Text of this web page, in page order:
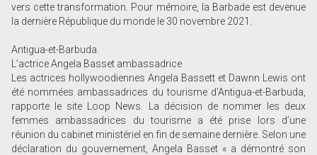
vers cette transformation. Pour mémoire, la Barbade est devenue
la dernière République du monde le 30 novembre 2021.
Antigua-et-Barbuda.
L’actrice Angela Basset ambassadrice
Les actrices hollywoodiennes Angela Bassett et Dawnn Lewis ont
été nommées ambassadrices du tourisme d’Antigua-et-Barbuda,
rapporte le site Loop News. La décision de nommer les deux
femmes ambassadrices du tourisme a été prise lors d’une
réunion du cabinet ministériel en fin de semaine dernière. Selon une
déclaration du gouvernement, Angela Basset « a démontré son